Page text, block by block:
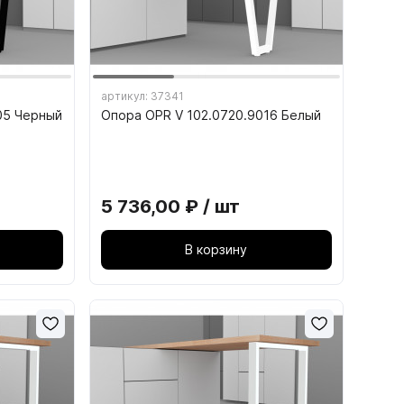
15.1. Каркасы табуретов
15.2. Каркасы стульев
15.4. Сиденья для стульев
Черный
артикул: 37341
Опора OPR V 102.0720.9016 Белый
5 736,00 ₽ / шт
В корзину